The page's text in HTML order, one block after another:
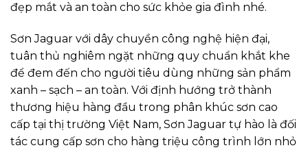
đẹp mắt và an toàn cho sức khỏe gia đình nhé.
Sơn Jaguar với dây chuyền công nghệ hiện đại,
tuân thủ nghiêm ngặt những quy chuẩn khắt khe
để đem đến cho người tiêu dùng những sản phẩm
xanh – sạch – an toàn. Với định hướng trở thành
thương hiệu hàng đầu trong phân khúc sơn cao
cấp tại thị trường Việt Nam, Sơn Jaguar tự hào là đối
tác cung cấp sơn cho hàng triệu công trình lớn nhỏ